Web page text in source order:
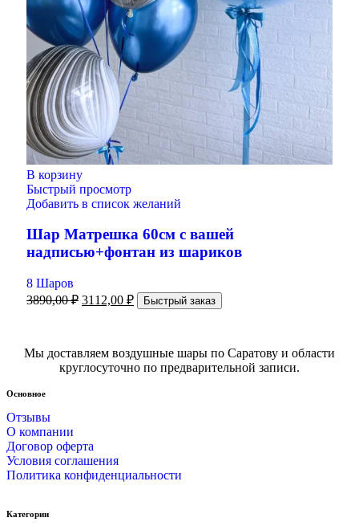
В корзину
Быстрый просмотр
Добавить в список желаний
Шар Матрешка 60см с вашей
надписью+фонтан из шариков
8 Шаров
3890,00₽ 3112,00 ₽ Быстрый заказ
Мы доставляем воздушные шары по Саратову и области
круглосуточно по предварительной записи.
Основное
Отзывы
О компании
Договор оферта
Условия соглашения
Политика конфиденциальности
Категории